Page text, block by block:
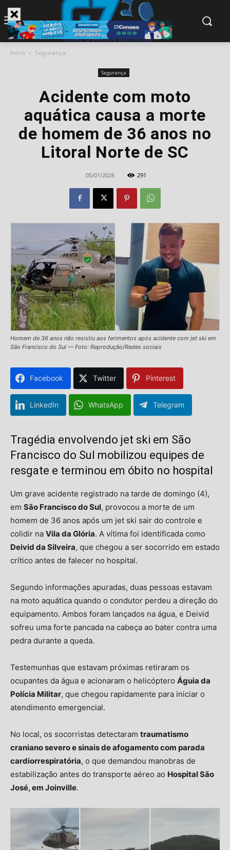
Início Segurança
Segurança
Acidente com moto
aquática causa a morte
de homem de 36 anos no
Litoral Norte de SC
05/01/2026 291
Homem de 36 anos não resistiu aos ferimentos após acidente com jet ski em
São Francisco do Sul — Foto: Reprodução/Redes sociais
Facebook Twitter Pinterest
LinkedIn WhatsApp Telegram
Tragédia envolvendo jet ski em São
Francisco do Sul mobilizou equipes de
resgate e terminou em óbito no hospital
Um grave acidente registrado na tarde de domingo (4),
em São Francisco do Sul, provocou a morte de um
homem de 36 anos após um jet ski sair do controle e
colidir na Vila da Glória. A vítima foi identificada como
Deivid da Silveira, que chegou a ser socorrido em estado
crítico antes de falecer no hospital.
Segundo informações apuradas, duas pessoas estavam
na moto aquática quando o condutor perdeu a direção do
equipamento. Ambos foram lançados na água, e Deivid
sofreu uma forte pancada na cabeça ao bater contra uma
pedra durante a queda.
Testemunhas que estavam próximas retiraram os
ocupantes da água e acionaram o helicóptero Águia da
Polícia Militar, que chegou rapidamente para iniciar o
atendimento emergencial.
No local, os socorristas detectaram traumatismo
craniano severo e sinais de afogamento com parada
cardiorrespiratória, o que demandou manobras de
estabilização antes do transporte aéreo ao Hospital São
José, em Joinville.
modal-check